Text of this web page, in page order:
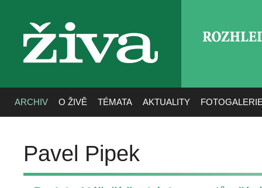
živa
ARCHIV O ŽIVĚ TÉMATA AKTUALITY
Pavel Pipek